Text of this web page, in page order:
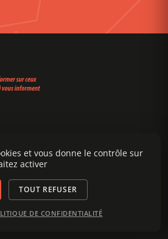
et vous donne le contrôle sur
activer
TOUT REFUSER
DE CONFIDENTIALITÉ